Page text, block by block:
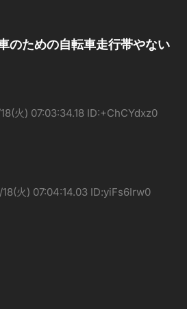
のための自転車走行帯やない
火) 07:03:34.18 ID:+ChCYdxz0
火) 07:04:14.03 ID:yiFs6Irw0